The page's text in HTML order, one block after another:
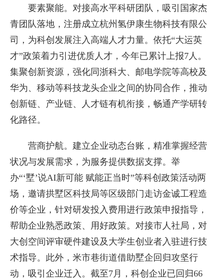
要素聚能。对接高水平科研团队，吸引国家杰
青团队落地，注册成立杭州氢伊康生物科技有限公
司，为科创发展注入高端人才力量。依托“大运英
才”政策着力引进优质人才，今年已累计上报7人。
集聚创新资源，强化同浙科大、邮电学院等高校及
华为、移动等科技龙头企业之间的协同合作，推动
创新链、产业链、人才链有机衔接，畅通产学研转
化路径。
营商护航。建立企业动态台账，精准掌握经营
状况与发展需求，为服务提供数据支撑。举
办“‘墅’说AI新可能 赋能正当时”等科创政策活动两
场，邀请拱墅区科技局等区级部门走访金诚工程造
价等企业，针对研发投入费用进行政策申报指导，
帮助企业熟悉政策、用好政策。对接市人社局，对
大创空间评审硬件建设及大学生创业者入驻进行技
术指导。此外，米市巷街道借助墅企回归攻坚行
动，吸引企业迁入。截至7月，科创企业已回归66